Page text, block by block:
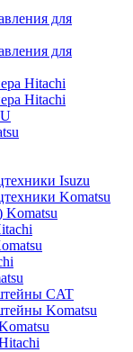
для
для
Hitachi
Hitachi
Isuzu
Komatsu
CAT
Komatsu